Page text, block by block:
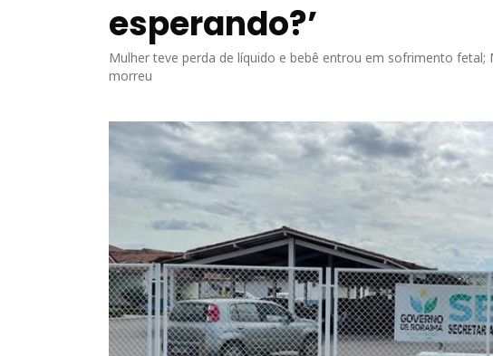
esperando?’
Mulher teve perda de líquido e bebê entrou em sofrimento fetal;
morreu